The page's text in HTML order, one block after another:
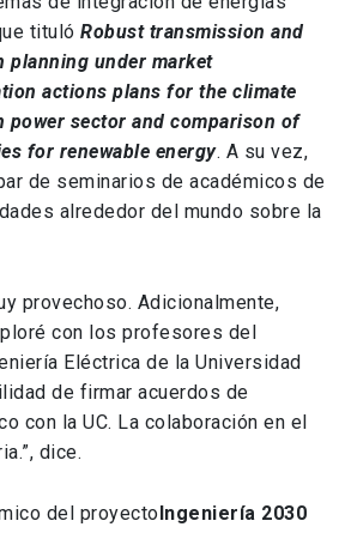
titulóRobust transmission and
planning under market
actions plans for the climate
power sector and comparison of
for renewable energy. A su vez,
de seminarios de académicos de
alrededor del mundo sobre la
provechoso. Adicionalmente,
con los profesores del
Eléctrica de la Universidad
de firmar acuerdos de
con la UC. La colaboración en el
dice.
del proyectoIngeniería 2030